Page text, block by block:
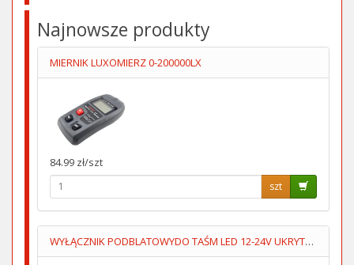
Najnowsze produkty
MIERNIK LUXOMIERZ 0-200000LX
84.99 zł/szt
szt
WYŁĄCZNIK PODBLATOWYDO TAŚM LED 12-24V UKRYTY,PRZYKLEJANY